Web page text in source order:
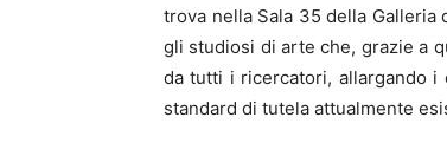
trova nella Sala 35 della
gli studiosi di arte che, grazie a
da tutti i ricercatori, allargando i
standard di tutela attualmente